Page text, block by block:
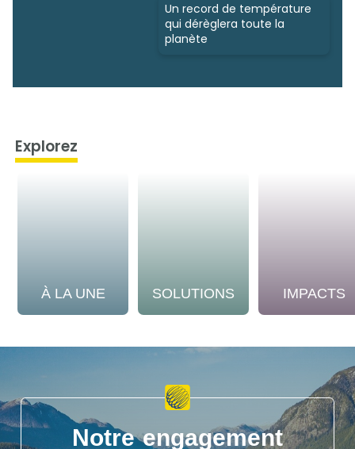
Un record de température
qui dérèglera toute la
planète
Explorez
À LA UNE SOLUTIONS IMPACTS
Notre engagement